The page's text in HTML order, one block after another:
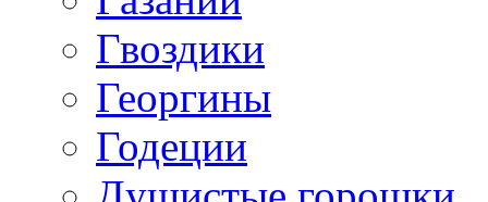
Гвоздики
Георгины
Годеции